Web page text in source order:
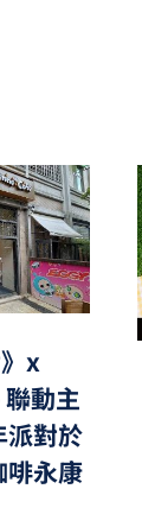
x
動主
派對於
啡永康